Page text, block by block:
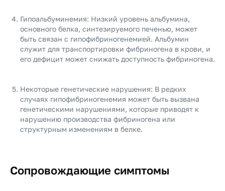
Гипоальбуминемия: Низкий уровень альбумина,
основного белка, синтезируемого печенью, может
быть связан с гипофибриногенемией. Альбумин
служит для транспортировки фибриногена в крови, и
его дефицит может снижать доступность фибриногена.
Некоторые генетические нарушения: В редких
случаях гипофибриногенемия может быть вызвана
генетическими нарушениями, которые приводят к
нарушению производства фибриногена или
структурным изменениям в белке.
Сопровождающие симптомы